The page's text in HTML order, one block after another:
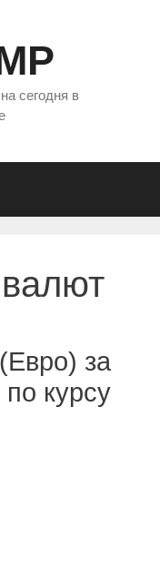
сегодня в
за
курсу